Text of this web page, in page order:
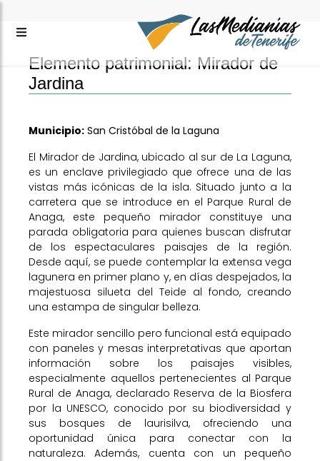
Elemento patrimonial: Mirador de
Jardina
Municipio: San Cristóbal de la Laguna
El Mirador de Jardina, ubicado al sur de La Laguna,
es un enclave privilegiado que ofrece una de las
vistas más icónicas de la isla. Situado junto a la
carretera que se introduce en el Parque Rural de
Anaga, este pequeño mirador constituye una
parada obligatoria para quienes buscan disfrutar
de los espectaculares paisajes de la región.
Desde aquí, se puede contemplar la extensa vega
lagunera en primer plano y, en días despejados, la
majestuosa silueta del Teide al fondo, creando
una estampa de singular belleza.
Este mirador sencillo pero funcional está equipado
con paneles y mesas interpretativas que aportan
información sobre los paisajes visibles,
especialmente aquellos pertenecientes al Parque
Rural de Anaga, declarado Reserva de la Biosfera
por la UNESCO, conocido por su biodiversidad y
sus bosques de laurisilva, ofreciendo una
oportunidad única para conectar con la
naturaleza. Además, cuenta con un pequeño